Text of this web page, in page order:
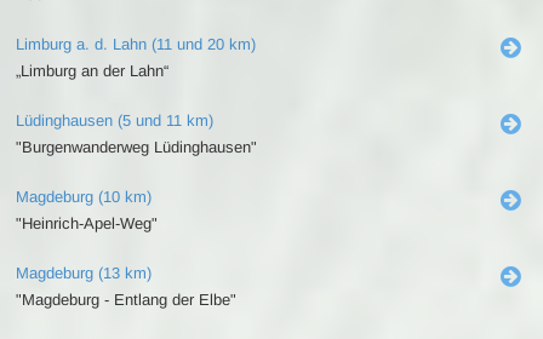
Limburg a. d. Lahn (11 und 20 km)
„Limburg an der Lahn“
Lüdinghausen (5 und 11 km)
"Burgenwanderweg Lüdinghausen"
Magdeburg (10 km)
"Heinrich-Apel-Weg"
Magdeburg (13 km)
"Magdeburg - Entlang der Elbe"